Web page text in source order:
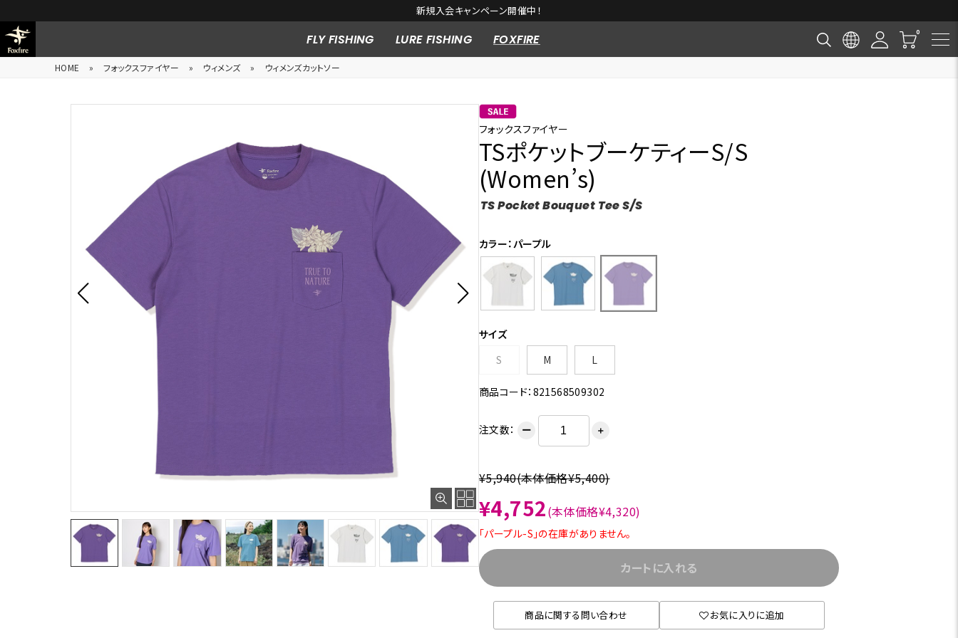
新規入会キャンペーン開催中！
FLY FISHING LURE FISHING FOXFIRE
HOME » フォックスファイヤー » ウィメンズ » ウィメンズカットソー
フォックスファイヤー
TSポケットブーケティーS/S
(Women’s)
TS Pocket Bouquet Tee S/S
カラー：パープル
サイズ
S
M L
商品コード：821568509302
注文数： ー ＋
¥5,940(本体価格¥5,400)
¥4,752(本体価格¥4,320)
「パープル-S」の在庫がありません。
カートに入れる
商品に関する問い合わせ お気に入りに追加